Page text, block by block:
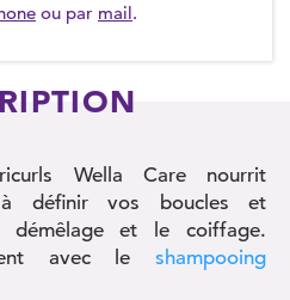
ou par mail.
Wella Care nourrit
à définir vos boucles et
démêlage et le coiffage.
avec le shampooing